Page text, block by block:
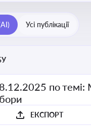
Усі публікації
по темі:
ЕКСПОРТ